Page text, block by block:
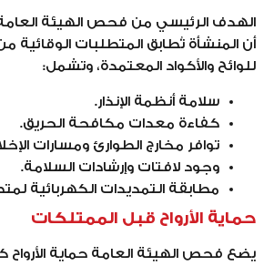
الهدف الرئيسي من فحص الهيئة
أن المنشأة تُطابق المتطلبات الوقائية
للوائح والأكواد المعتمدة، وتشمل:
سلامة أنظمة الإنذار.
كفاءة معدات مكافحة الحريق.
توافر مخارج الطوارئ ومسارات
وجود لافتات وإرشادات السلامة.
مطابقة التمديدات الكهربائية
حماية الأرواح قبل الممتلكات
يضع فحص الهيئة العامة حماية الأرواح